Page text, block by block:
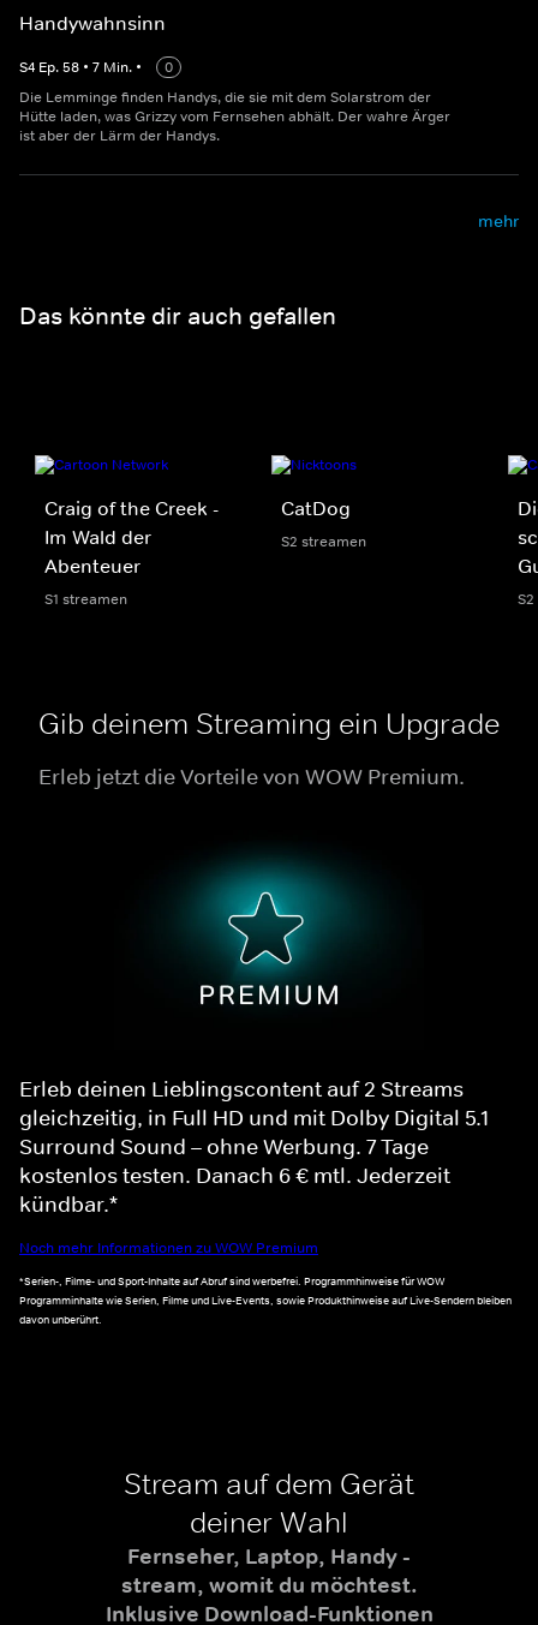
Handywahnsinn
S4 Ep.58 • 7 Min. •
0
Die Lemminge finden Handys, die sie mit dem Solarstrom der
Hütte laden, was Grizzy vom Fernsehen abhält. Der wahre Ärger
ist aber der Lärm der Handys.
mehr
Das könnte dir auch gefallen
Craig of the Creek -
Im Wald der
Abenteuer
S1 streamen
CatDog
S2 streamen
Gib deinem Streaming ein Upgrade
Erleb jetzt die Vorteile von WOW Premium.
Erleb deinen Lieblingscontent auf 2 Streams
gleichzeitig, in Full HD und mit Dolby Digital 5.1
Surround Sound – ohne Werbung. 7 Tage
kostenlos testen. Danach 6 € mtl. Jederzeit
kündbar.*
Noch mehr Informationen zu WOW Premium
*Serien-, Filme- und Sport-Inhalte auf Abruf sind werbefrei. Programmhinweise für WOW
Programminhalte wie Serien, Filme und Live-Events, sowie Produkthinweise auf Live-Sendern bleiben
davon unberührt.
Stream auf dem Gerät
deiner Wahl
Fernseher, Laptop, Handy -
stream, womit du möchtest.
Inklusive Download-Funktionen